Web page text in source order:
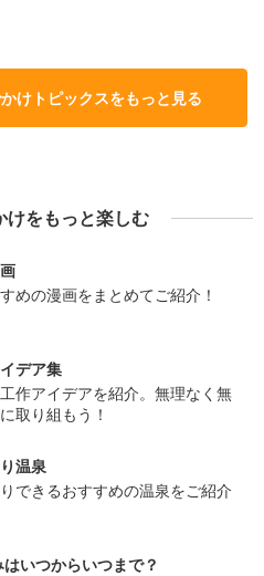
けトピックスをもっと見る
けをもっと楽しむ
めの漫画をまとめてご紹介！
デア集
作アイデアを紹介。無理なく無
取り組もう！
温泉
できるおすすめの温泉をご紹介
いつからいつまで？